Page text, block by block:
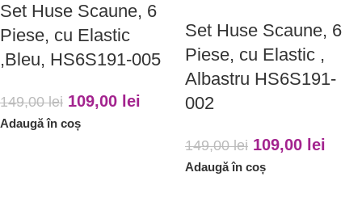
Set Huse Scaune, 6
Piese, cu Elastic
,Bleu, HS6S191-005
149,00lei 109,00 lei
Adaugă în coș
Set Huse Scaune, 6
Piese, cu Elastic ,
Albastru HS6S191-
002
149,00lei 109,00 lei
Adaugă în coș